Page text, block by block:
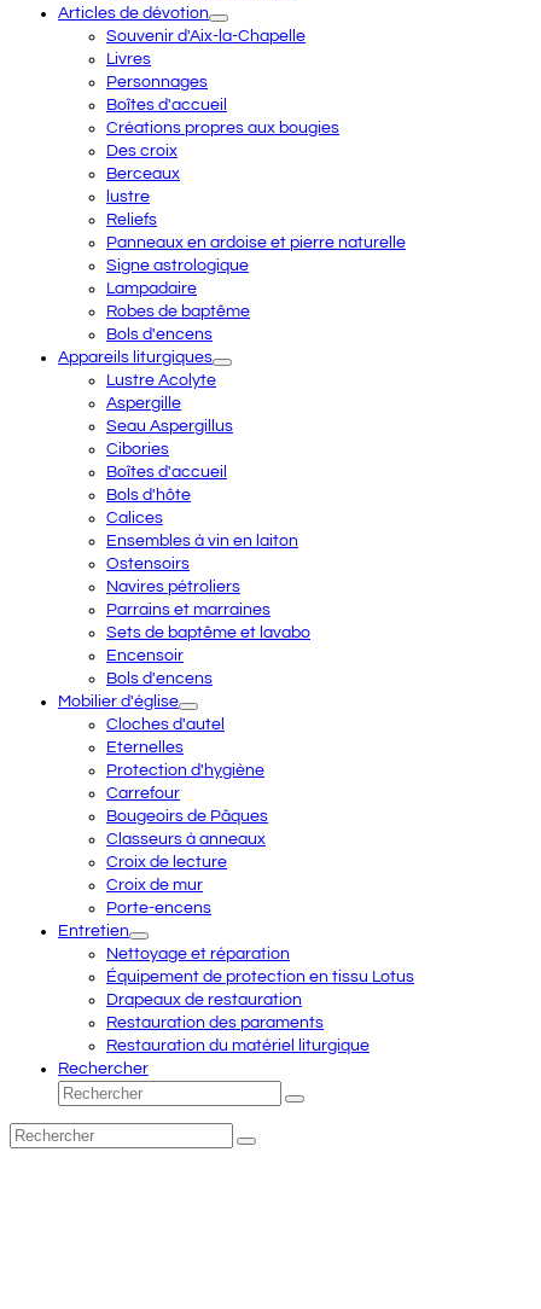
Articles de dévotion
Souvenir d'Aix-la-Chapelle
Livres
Personnages
Boîtes d'accueil
Créations propres aux bougies
Des croix
Berceaux
lustre
Reliefs
Panneaux en ardoise et pierre naturelle
Signe astrologique
Lampadaire
Robes de baptême
Bols d'encens
Appareils liturgiques
Lustre Acolyte
Aspergille
Seau Aspergillus
Cibories
Boîtes d'accueil
Bols d'hôte
Calices
Ensembles à vin en laiton
Ostensoirs
Navires pétroliers
Parrains et marraines
Sets de baptême et lavabo
Encensoir
Bols d'encens
Mobilier d'église
Cloches d'autel
Eternelles
Protection d'hygiène
Carrefour
Bougeoirs de Pâques
Classeurs à anneaux
Croix de lecture
Croix de mur
Porte-encens
Entretien
Nettoyage et réparation
Équipement de protection en tissu Lotus
Drapeaux de restauration
Restauration des paraments
Restauration du matériel liturgique
Rechercher
Rechercher
Envoyer
Rechercher
Envoyer